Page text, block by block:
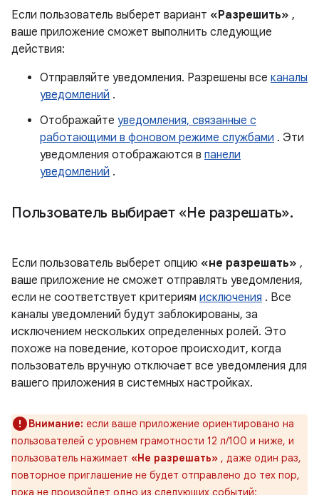
Если пользователь выберет вариант «Разрешить» ,
ваше приложение сможет выполнить следующие
действия:
Отправляйте уведомления. Разрешены все каналы
уведомлений .
Отображайте уведомления, связанные с
работающими в фоновом режиме службами . Эти
уведомления отображаются в панели
уведомлений .
Пользователь выбирает «Не разрешать».
Если пользователь выберет опцию «не разрешать» ,
ваше приложение не сможет отправлять уведомления,
если не соответствует критериям исключения . Все
каналы уведомлений будут заблокированы, за
исключением нескольких определенных ролей. Это
похоже на поведение, которое происходит, когда
пользователь вручную отключает все уведомления для
вашего приложения в системных настройках.
Внимание: если ваше приложение ориентировано на
пользователей с уровнем грамотности 12 л/100 и ниже, и
пользователь нажимает «Не разрешать» , даже один раз,
повторное приглашение не будет отправлено до тех пор,
пока не произойдет одно из следующих событий: